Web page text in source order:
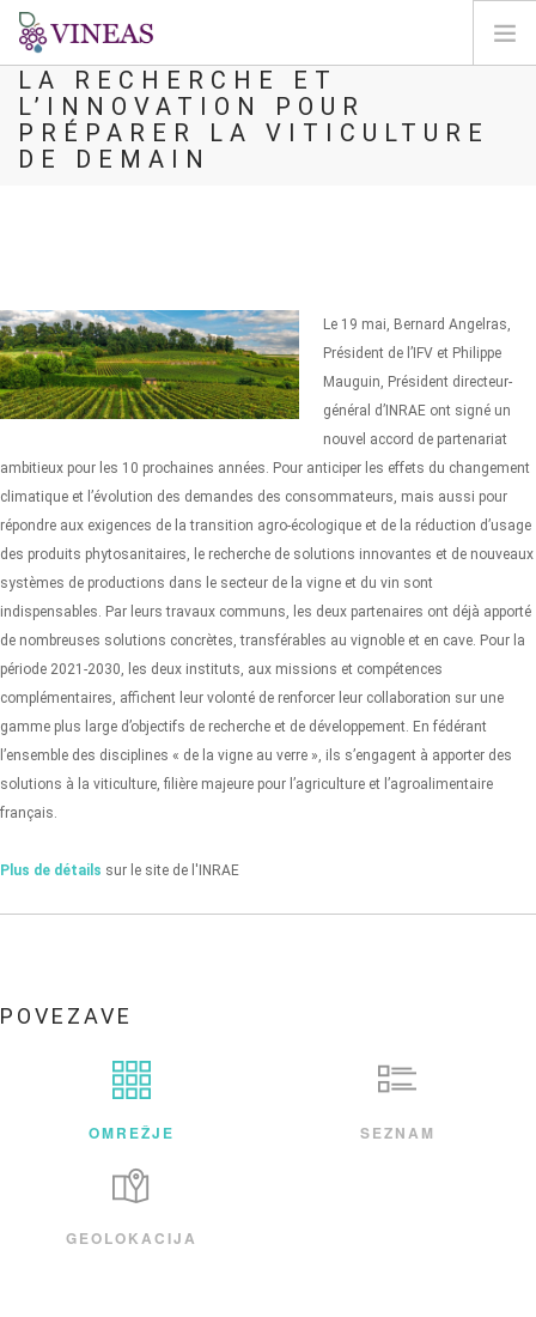
DOMOV
O VINEAS
REGISTRACIJA
SI
PARTENARIAT INRAE - IFV :
LA RECHERCHE ET
L’INNOVATION POUR
PRÉPARER LA VITICULTURE
DE DEMAIN
Le 19 mai, Bernard Angelras,
Président de l’IFV et Philippe
Mauguin, Président directeur-
général d’INRAE ont signé un
nouvel accord de partenariat
ambitieux pour les 10 prochaines années. Pour anticiper les effets du changement
climatique et l’évolution des demandes des consommateurs, mais aussi pour
répondre aux exigences de la transition agro-écologique et de la réduction d’usage
des produits phytosanitaires, le recherche de solutions innovantes et de nouveaux
systèmes de productions dans le secteur de la vigne et du vin sont
indispensables. Par leurs travaux communs, les deux partenaires ont déjà apporté
de nombreuses solutions concrètes, transférables au vignoble et en cave. Pour la
période 2021-2030, les deux instituts, aux missions et compétences
complémentaires, affichent leur volonté de renforcer leur collaboration sur une
gamme plus large d’objectifs de recherche et de développement. En fédérant
l’ensemble des disciplines « de la vigne au verre », ils s’engagent à apporter des
solutions à la viticulture, filière majeure pour l’agriculture et l’agroalimentaire
français.
Plus de détails sur le site de l'INRAE
POVEZAVE
OMREŽJE SEZNAM
GEOLOKACIJA